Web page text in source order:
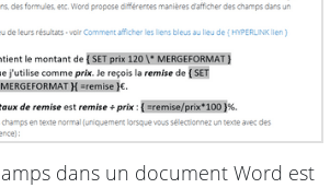
dans un document Word est